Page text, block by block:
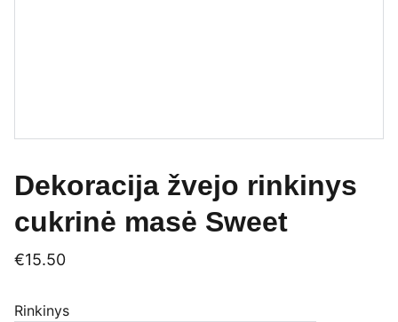
Dekoracija žvejo rinkinys
cukrinė masė Sweet
€15.50
Rinkinys